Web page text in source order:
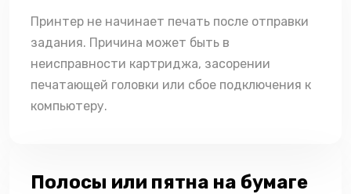
Принтер не начинает печать после отправки
задания. Причина может быть в
неисправности картриджа, засорении
печатающей головки или сбое подключения к
компьютеру.
Полосы или пятна на бумаге